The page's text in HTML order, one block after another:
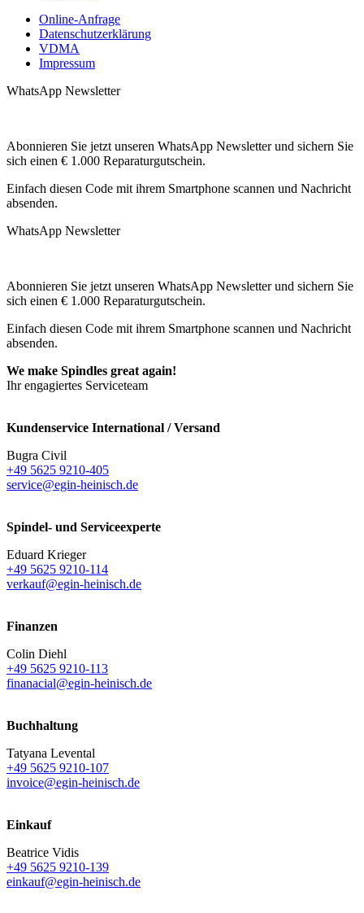
Online-Anfrage
Datenschutzerklärung
VDMA
Impressum
WhatsApp Newsletter
Abonnieren Sie jetzt unseren WhatsApp Newsletter und sichern Sie
sich einen € 1.000 Reparaturgutschein.
Einfach diesen Code mit ihrem Smartphone scannen und Nachricht
absenden.
WhatsApp Newsletter
Abonnieren Sie jetzt unseren WhatsApp Newsletter und sichern Sie
sich einen € 1.000 Reparaturgutschein.
Einfach diesen Code mit ihrem Smartphone scannen und Nachricht
absenden.
We make Spindles great again!
Ihr engagiertes Serviceteam
Kundenservice International / Versand
Bugra Civil
+49 5625 9210-405
service@egin-heinisch.de
Spindel- und Serviceexperte
Eduard Krieger
+49 5625 9210-114
verkauf@egin-heinisch.de
Finanzen
Colin Diehl
+49 5625 9210-113
finanacial@egin-heinisch.de
Buchhaltung
Tatyana Levental
+49 5625 9210-107
invoice@egin-heinisch.de
Einkauf
Beatrice Vidis
+49 5625 9210-139
einkauf@egin-heinisch.de